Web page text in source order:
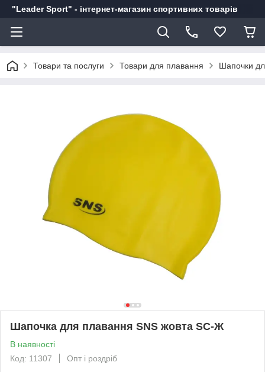
"Leader Sport" - інтернет-магазин спортивних товарів
Товари та послуги Товари для плавання Шапочки
Шапочка для плавання SNS жовта SC-Ж
В наявності
Код: 11307
Опт і роздріб